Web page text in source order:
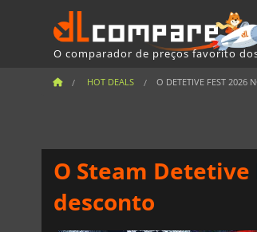
O comparador de preços favorito
HOT DEALS O DETETIVE FEST 2026
O Steam Detetive
desconto